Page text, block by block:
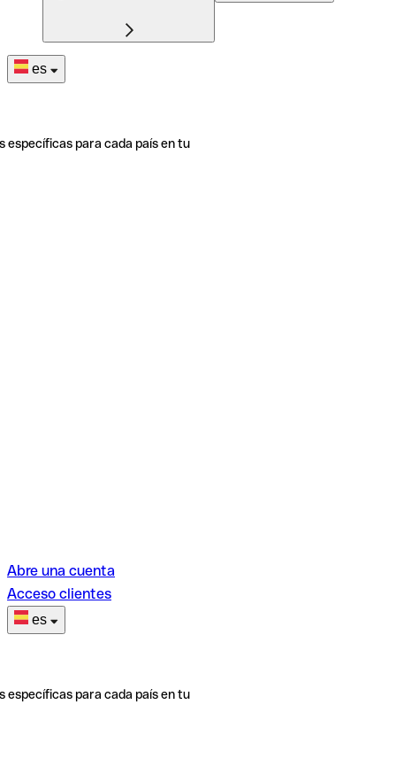
es
específicas para cada país en tu
Abre una cuenta
Acceso clientes
es
específicas para cada país en tu